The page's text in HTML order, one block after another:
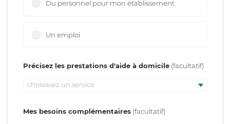
Du personnel pour mon établissement
Un emploi
Précisez les prestations d'aide à domicile
choisissez un service
Mes besoins complémentaires